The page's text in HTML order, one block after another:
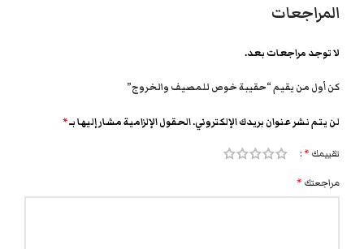
المراجعات
لا توجد مراجعات بعد.
كن أول من يقيم “حقيبة خوص للمصيف والخروج”
لن يتم نشر عنوان بريدك الإلكتروني.الحقول الإلزامية مشار إليها بـ*
تقييمك *
مراجعتك *